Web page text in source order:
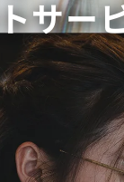
サー